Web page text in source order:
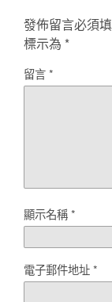
發佈留言必須
標示為 *
留言*
顯示名稱*
電子郵件地址*